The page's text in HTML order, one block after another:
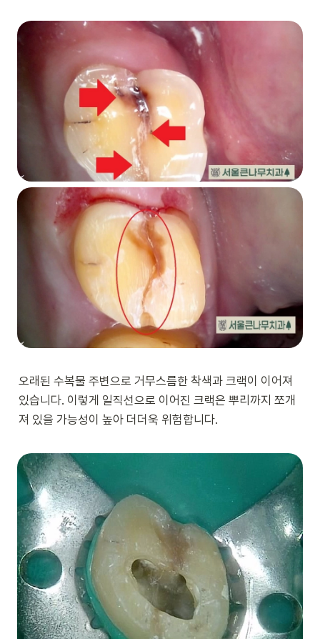
오래된 수복물 주변으로 거무스름한 착색과 크랙이 이어져
있습니다. 이렇게 일직선으로 이어진 크랙은 뿌리까지 쪼개
져 있을 가능성이 높아 더더욱 위험합니다.